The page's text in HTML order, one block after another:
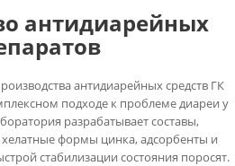
антидиарейных
антидиарейных средств ГК
подходе к проблеме диареи у
разрабатывает составы,
формы цинка, адсорбенты и
стабилизации состояния поросят.